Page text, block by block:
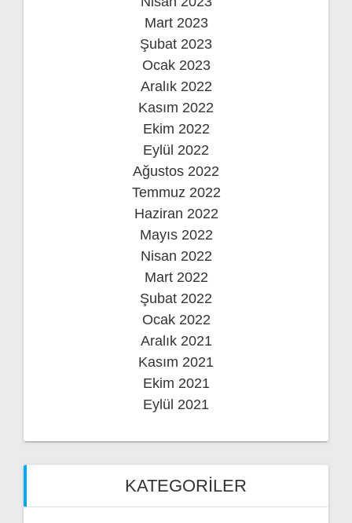
Mart 2023
Şubat 2023
Ocak 2023
Aralık 2022
Kasım 2022
Ekim 2022
Eylül 2022
Ağustos 2022
Temmuz 2022
Haziran 2022
Mayıs 2022
Nisan 2022
Mart 2022
Şubat 2022
Ocak 2022
Aralık 2021
Kasım 2021
Ekim 2021
Eylül 2021
KATEGORILER